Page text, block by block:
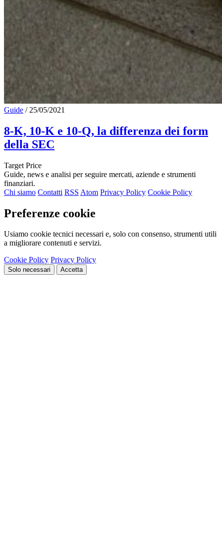
Guide / 25/05/2021
8-K, 10-K e 10-Q, la differenza dei form
della SEC
Target Price
Guide, news e analisi per seguire mercati, aziende e strumenti
finanziari.
Chi siamo Contatti RSS Atom Privacy Policy Cookie Policy
Preferenze cookie
Usiamo cookie tecnici necessari e, solo con consenso, strumenti utili
a migliorare contenuti e servizi.
Cookie Policy Privacy Policy
Solo necessari Accetta